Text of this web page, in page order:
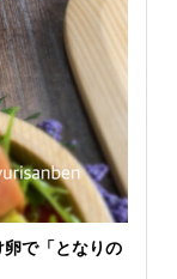
で「となりの